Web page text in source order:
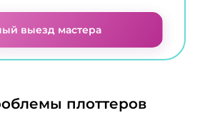
выезд мастера
плоттеров